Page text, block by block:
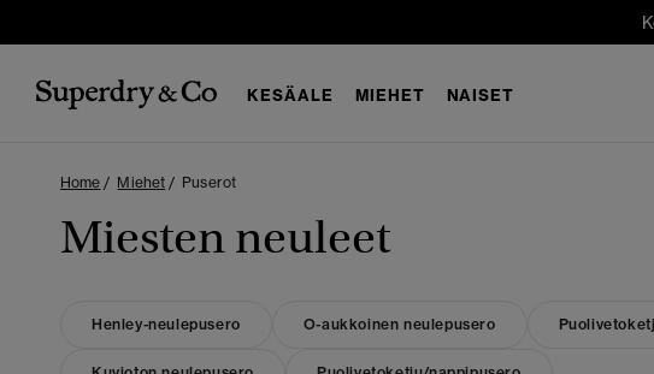
KESÄALE MIEHET NAISET
Home Miehet Puserot
Miesten neuleet
Henley-neulepusero O-aukkoinen neulepusero